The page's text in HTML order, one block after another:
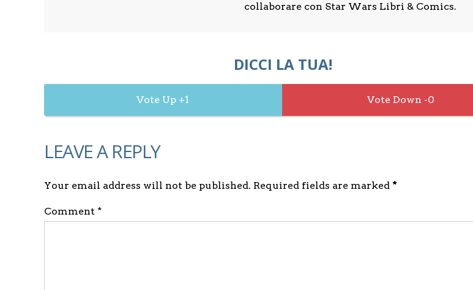
collaborare con Star Wars Libri & Comics.
DICCI LA TUA!
1 0
LEAVE A REPLY
Your email address will not be published. Required fields are marked *
Comment *